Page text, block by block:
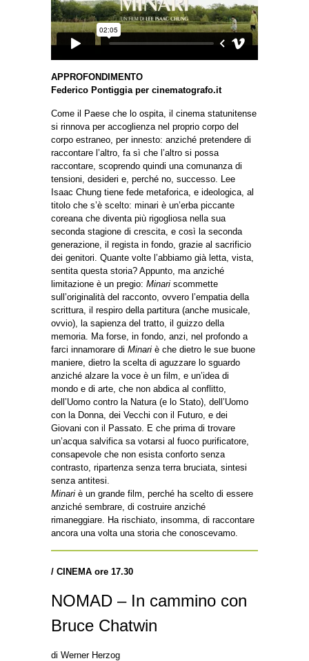
APPROFONDIMENTO
Federico Pontiggia per cinematografo.it
Come il Paese che lo ospita, il cinema statunitense
si rinnova per accoglienza nel proprio corpo del
corpo estraneo, per innesto: anziché pretendere di
raccontare l’altro, fa sì che l’altro si possa
raccontare, scoprendo quindi una comunanza di
tensioni, desideri e, perché no, successo. Lee
Isaac Chung tiene fede metaforica, e ideologica, al
titolo che s’è scelto: minari è un’erba piccante
coreana che diventa più rigogliosa nella sua
seconda stagione di crescita, e così la seconda
generazione, il regista in fondo, grazie al sacrificio
dei genitori. Quante volte l’abbiamo già letta, vista,
sentita questa storia? Appunto, ma anziché
limitazione è un pregio: Minari scommette
sull’originalità del racconto, ovvero l’empatia della
scrittura, il respiro della partitura (anche musicale,
ovvio), la sapienza del tratto, il guizzo della
memoria. Ma forse, in fondo, anzi, nel profondo a
farci innamorare di Minari è che dietro le sue buone
maniere, dietro la scelta di aguzzare lo sguardo
anziché alzare la voce è un film, e un’idea di
mondo e di arte, che non abdica al conflitto,
dell’Uomo contro la Natura (e lo Stato), dell’Uomo
con la Donna, dei Vecchi con il Futuro, e dei
Giovani con il Passato. E che prima di trovare
un’acqua salvifica sa votarsi al fuoco purificatore,
consapevole che non esista conforto senza
contrasto, ripartenza senza terra bruciata, sintesi
senza antitesi.
Minari è un grande film, perché ha scelto di essere
anziché sembrare, di costruire anziché
rimaneggiare. Ha rischiato, insomma, di raccontare
ancora una volta una storia che conoscevamo.
/ CINEMA ore 17.30
NOMAD – In cammino con
Bruce Chatwin
di Werner Herzog